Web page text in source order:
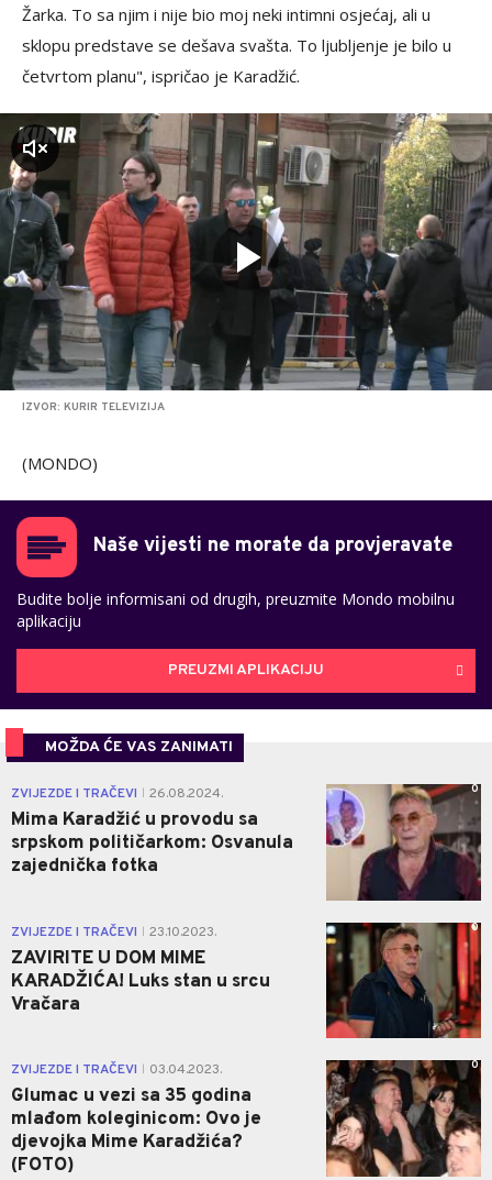
Žarka. To sa njim i nije bio moj neki intimni osjećaj, ali u
sklopu predstave se dešava svašta. To ljubljenje je bilo u
četvrtom planu", ispričao je Karadžić.
IZVOR: KURIR TELEVIZIJA
(MONDO)
Naše vijesti ne morate da provjeravate
Budite bolje informisani od drugih, preuzmite Mondo mobilnu
aplikaciju
PREUZMI APLIKACIJU
MOŽDA ĆE VAS ZANIMATI
ZVIJEZDE I TRAČEVI 26.08.2024.
Mima Karadžić u provodu sa
srpskom političarkom: Osvanula
zajednička fotka
0
ZVIJEZDE I TRAČEVI 23.10.2023.
ZAVIRITE U DOM MIME
KARADŽIĆA! Luks stan u srcu
Vračara
0
ZVIJEZDE I TRAČEVI 03.04.2023.
Glumac u vezi sa 35 godina
mlađom koleginicom: Ovo je
djevojka Mime Karadžića?
(FOTO)
0